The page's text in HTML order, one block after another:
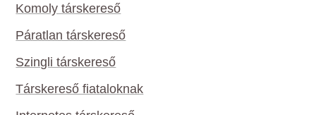
Komoly társkereső
Páratlan társkereső
Szingli társkereső
Társkereső fiataloknak